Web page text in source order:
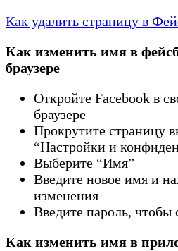
Как удалить страницу в
Как изменить имя в
браузере
Откройте Facebook в
браузере
Прокрутите страницу
“Настройки и
Выберите “Имя”
Введите новое имя и
изменения
Введите пароль, чтобы
Как изменить имя в